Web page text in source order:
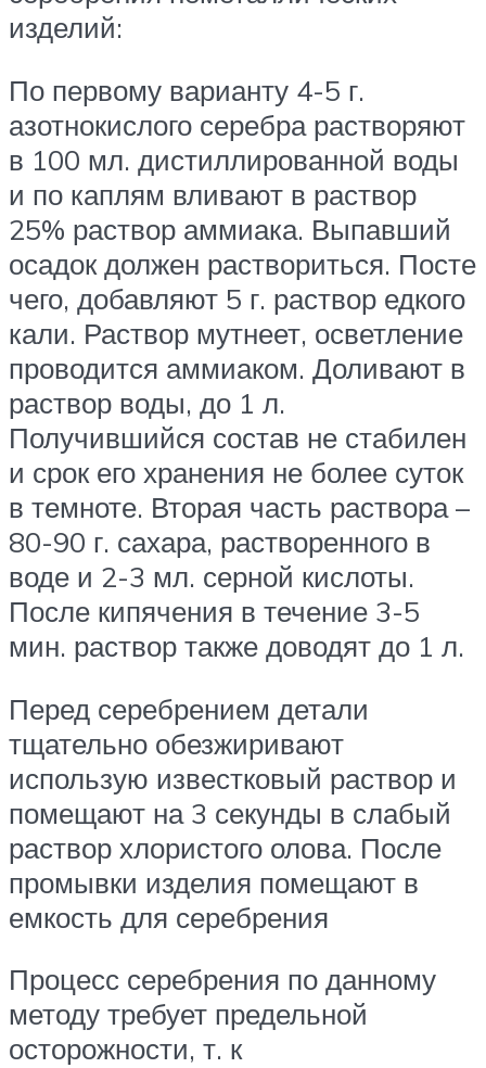
изделий:
По первому варианту 4-5 г.
азотнокислого серебра растворяют
в 100 мл. дистиллированной воды
и по каплям вливают в раствор
25% раствор аммиака. Выпавший
осадок должен раствориться. Посте
чего, добавляют 5 г. раствор едкого
кали. Раствор мутнеет, осветление
проводится аммиаком. Доливают в
раствор воды, до 1 л.
Получившийся состав не стабилен
и срок его хранения не более суток
в темноте. Вторая часть раствора –
80-90 г. сахара, растворенного в
воде и 2-3 мл. серной кислоты.
После кипячения в течение 3-5
мин. раствор также доводят до 1 л.
Перед серебрением детали
тщательно обезжиривают
использую известковый раствор и
помещают на 3 секунды в слабый
раствор хлористого олова. После
промывки изделия помещают в
емкость для серебрения
Процесс серебрения по данному
методу требует предельной
осторожности, т. к